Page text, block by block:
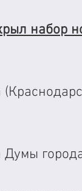
набор